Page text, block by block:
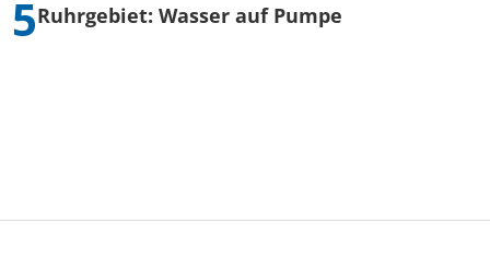
Ruhrgebiet: Wasser auf Pumpe